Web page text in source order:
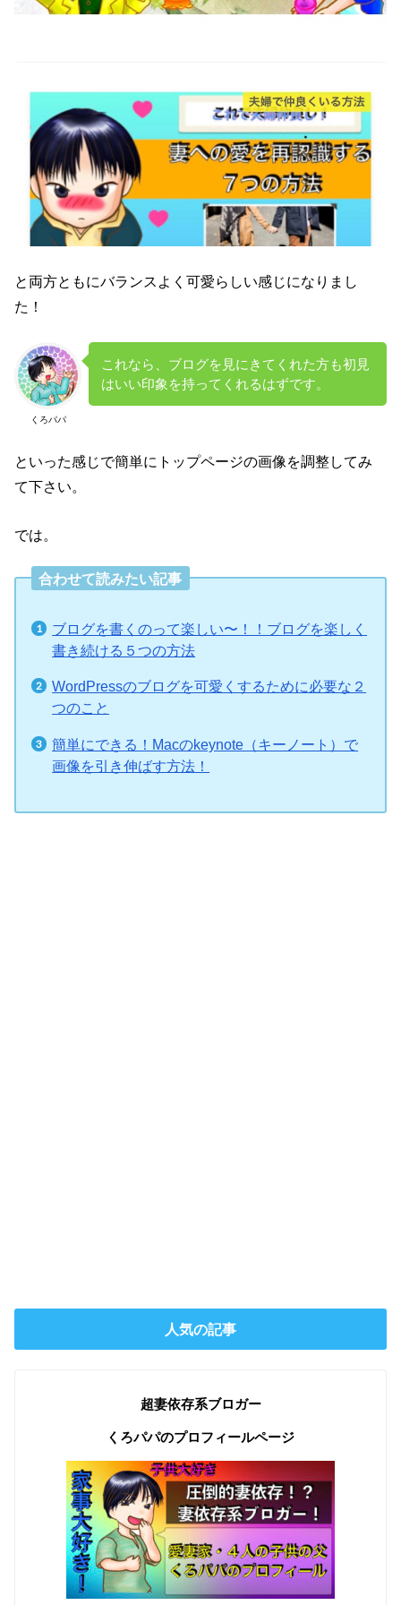
と両方ともにバランスよく可愛らしい感じになりまし
た！
くろパパ
これなら、ブログを見にきてくれた方も初見
はいい印象を持ってくれるはずです。
といった感じで簡単にトップページの画像を調整してみ
て下さい。
では。
合わせて読みたい記事
ブログを書くのって楽しい〜！！ブログを楽しく
書き続ける５つの方法
WordPressのブログを可愛くするために必要な２
つのこと
簡単にできる！Macのkeynote（キーノート）で
画像を引き伸ばす方法！
人気の記事
超妻依存系ブロガー
くろパパのプロフィールページ